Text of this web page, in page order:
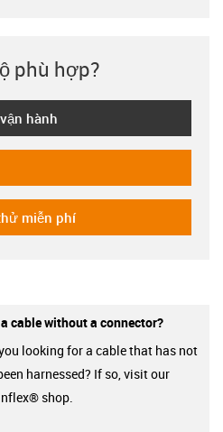
phù hợp?
hành
miễn phí
cable without a connector?
looking for a cable that has not
harnessed? If so, visit our
shop.